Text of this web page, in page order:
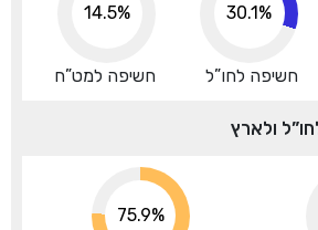
30.1%
חשיפה לחו”ל
14.5%
חשיפה למט”ח
ולארץ
75.9%